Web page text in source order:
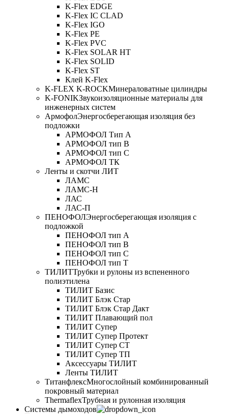
K-Flex EDGE
K-Flex IC CLAD
K-Flex IGO
K-Flex PE
K-Flex PVC
K-Flex SOLAR HT
K-Flex SOLID
K-Flex ST
Клей K-Flex
K-FLEX K-ROCKМинераловатные цилиндры
K-FONIKЗвукоизоляционные материалы для
инженерных систем
АрмофолЭнергосберегающая изоляция без
подложки
АРМОФОЛ Тип А
АРМОФОЛ тип В
АРМОФОЛ тип C
АРМОФОЛ ТК
Ленты и скотчи ЛИТ
ЛАМС
ЛАМС-Н
ЛАС
ЛАС-П
ПЕНОФОЛЭнергосберегающая изоляция с
подложкой
ПЕНОФОЛ тип А
ПЕНОФОЛ тип B
ПЕНОФОЛ тип C
ПЕНОФОЛ тип T
ТИЛИТТрубки и рулоны из вспененного
полиэтилена
ТИЛИТ Базис
ТИЛИТ Блэк Стар
ТИЛИТ Блэк Стар Дакт
ТИЛИТ Плавающий пол
ТИЛИТ Супер
ТИЛИТ Супер Протект
ТИЛИТ Супер СТ
ТИЛИТ Супер ТП
Аксессуары ТИЛИТ
Ленты ТИЛИТ
ТитанфлексМногослойный комбинированный
покровный материал
ThermaflexТрубная и рулонная изоляция
Cистемы дымоходов